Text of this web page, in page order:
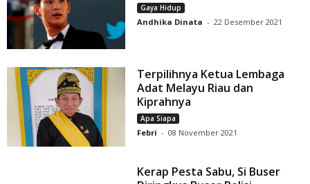
Gaya Hidup
Andhika Dinata - 22 Desember 2021
Terpilihnya Ketua Lembaga
Adat Melayu Riau dan
Kiprahnya
Apa Siapa
Febri - 08 November 2021
Kerap Pesta Sabu, Si Buser